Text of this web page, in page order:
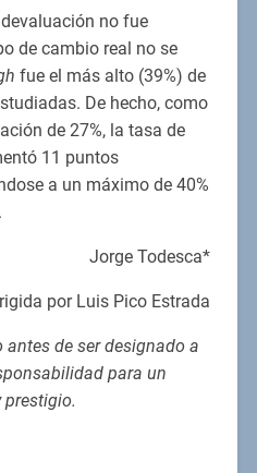
no fue
de cambio real no se
fue el más alto (39%) de
De hecho, como
de 27%, la tasa de
11 puntos
a un máximo de 40%
Jorge Todesca*
por Luis Pico Estrada
de ser designado a
para un
prestigio.